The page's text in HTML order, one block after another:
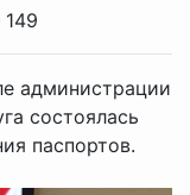
149
администрации
состоялась
паспортов.